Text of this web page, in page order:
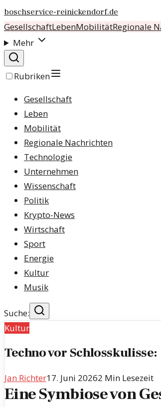
boschservice-reinickendorf.de
GesellschaftLebenMobilitätRegionale
Mehr
Rubriken
Gesellschaft
Leben
Mobilität
Regionale Nachrichten
Technologie
Unternehmen
Wissenschaft
Politik
Krypto-News
Wirtschaft
Sport
Energie
Kultur
Musik
Suche:
Kultur
Techno vor
Jan Richter17. Juni 20262 Min Lesezeit
Eine Symbiose von